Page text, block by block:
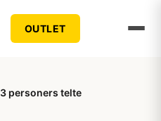
OUTLET
3 personers telte